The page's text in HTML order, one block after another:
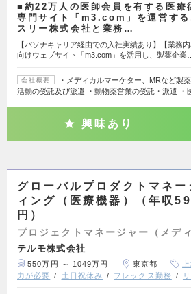
■約22万人の医師会員を有する医療
専門サイト「m3.com」を運営する
スリー株式会社と業務…
【パソナキャリア経由での入社実績あり】【業務
向けウェブサイト「m3.com」を活用し、製薬企業…
会社概要
・メディカルマーケター、MRなど製
活動の受託及び派遣 ・動物薬営業の受託・派遣 ・
興味あり
グローバルプロダクトマネ
ィング（医療機器）（年収
円）
プロジェクトマネージャー（メデ
テルモ株式会社
550万円 ～ 1049万円 東京都
力が必要
土日祝休み フレックス勤務